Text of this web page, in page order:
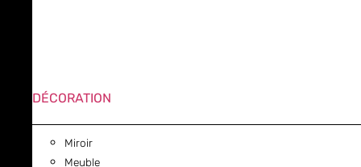
DÉCORATION
Miroir
Meuble